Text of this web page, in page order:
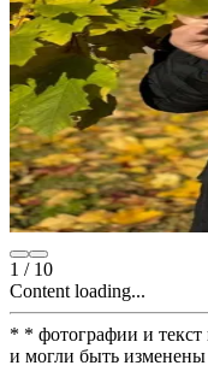
1 / 10
Content loading...
* * фотографии и
и могли быть